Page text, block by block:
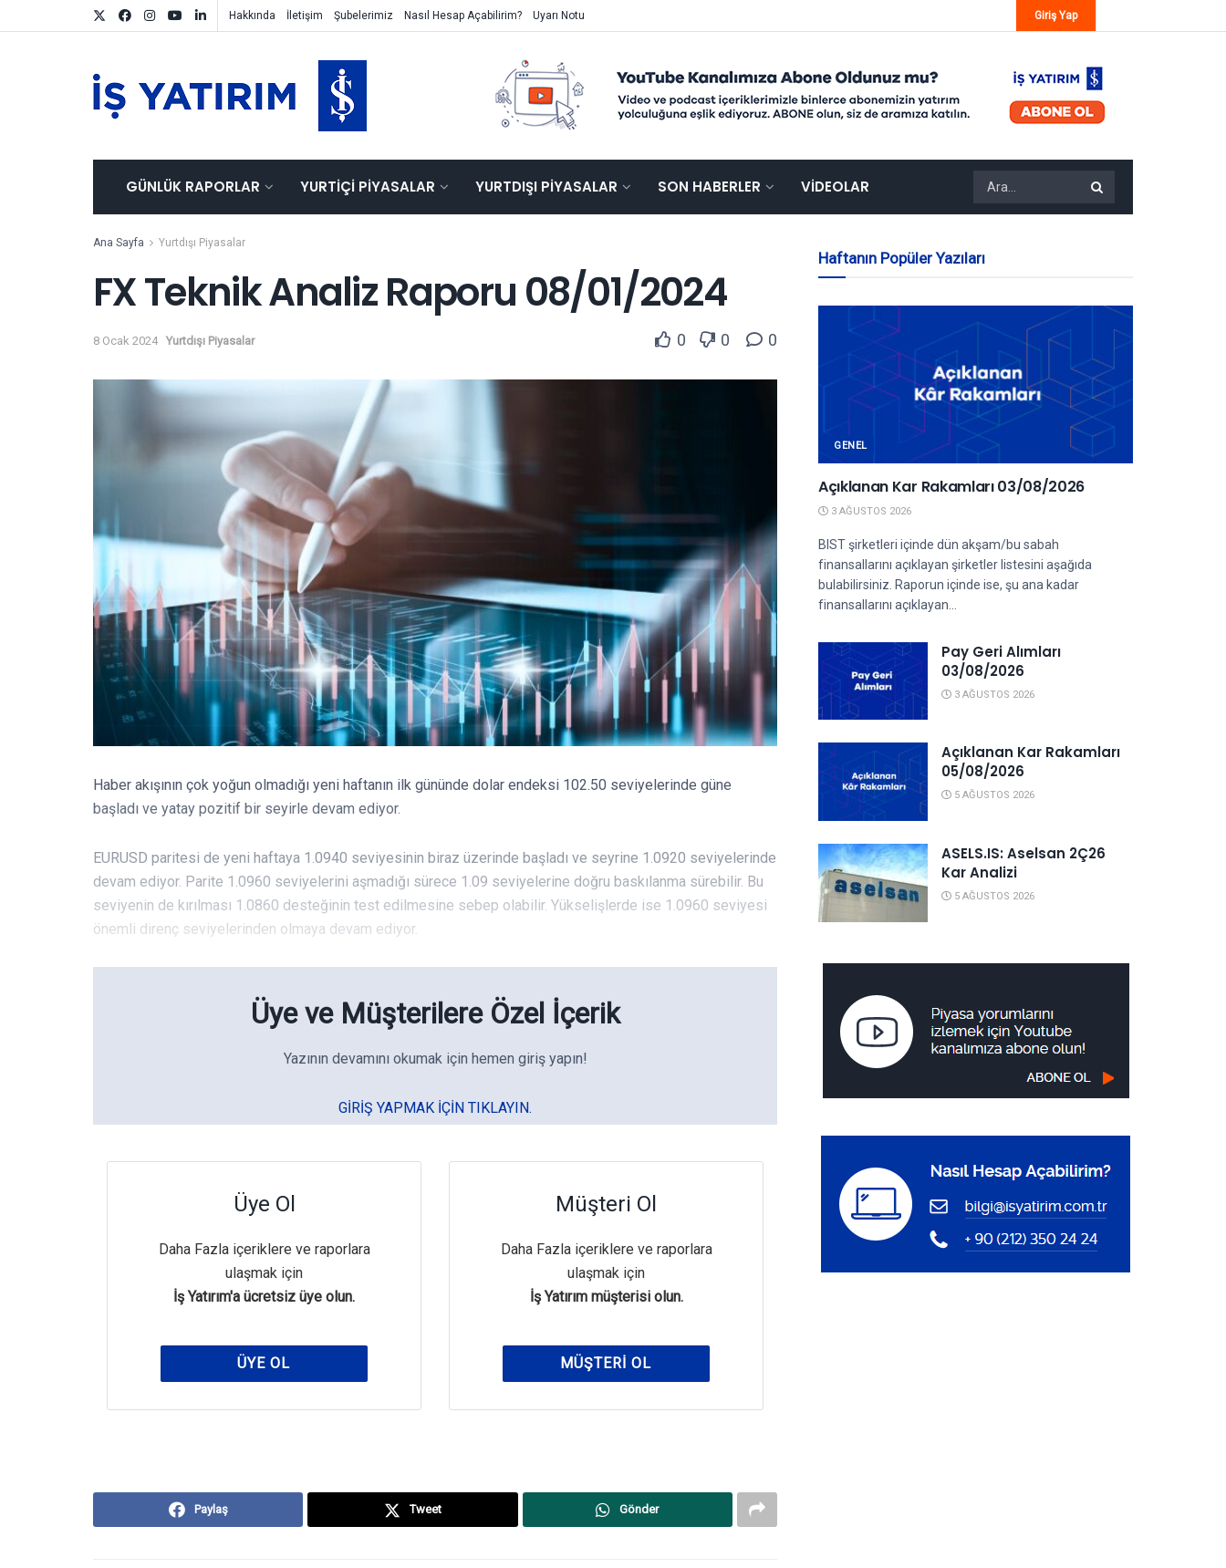
Hakkında İletişim Şubelerimiz Nasıl Hesap Açabilirim? Uyarı Notu Giriş Yap
GÜNLÜK RAPORLAR YURTIÇI PIYASALAR YURTDIŞI PIYASALAR SON HABERLER VIDEOLAR
Ana Sayfa Yurtdışı Piyasalar
FX Teknik Analiz Raporu 08/01/2024
8 Ocak 2024 Yurtdışı Piyasalar 0 0 0
Haber akışının çok yoğun olmadığı yeni haftanın ilk gününde dolar endeksi 102.50 seviyelerinde güne
başladı ve yatay pozitif bir seyirle devam ediyor.
EURUSD paritesi de yeni haftaya 1.0940 seviyesinin biraz üzerinde başladı ve seyrine 1.0920 seviyelerinde
devam ediyor. Parite 1.0960 seviyelerini aşmadığı sürece 1.09 seviyelerine doğru baskılanma sürebilir. Bu
seviyenin de kırılması 1.0860 desteğinin test edilmesine sebep olabilir. Yükselişlerde ise 1.0960 seviyesi
önemli direnç seviyelerinden olmaya devam ediyor.
Üye ve Müşterilere Özel İçerik
Yazının devamını okumak için hemen giriş yapın!
GIRIŞ YAPMAK IÇIN TIKLAYIN.
Üye Ol
Daha Fazla içeriklere ve raporlara
ulaşmak için
İş Yatırım'a ücretsiz üye olun.
ÜYE OL
Müşteri Ol
Daha Fazla içeriklere ve raporlara
ulaşmak için
İş Yatırım müşterisi olun.
MÜŞTERI OL
Paylaş Tweet Gönder
Haftanın Popüler Yazıları
GENEL
Açıklanan Kar Rakamları 03/08/2026
3 AĞUSTOS 2026
BIST şirketleri içinde dün akşam/bu sabah
finansallarını açıklayan şirketler listesini aşağıda
bulabilirsiniz. Raporun içinde ise, şu ana kadar
finansallarını açıklayan...
Pay Geri Alımları
03/08/2026
3 AĞUSTOS 2026
Açıklanan Kar Rakamları
05/08/2026
5 AĞUSTOS 2026
ASELS.IS: Aselsan 2Ç26
Kar Analizi
5 AĞUSTOS 2026